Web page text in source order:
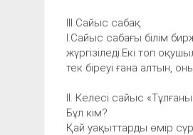
ІІІ Сайыс сабақ
І.Сайыс сабағы білім
жүргізіледі.Екі топ
тек біреуі ғана алтын,
ІІ. Келесі сайыс
Бұл кім?
Қай уақыттарды өмір